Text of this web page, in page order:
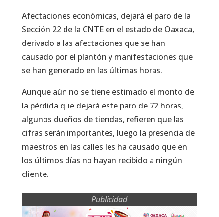
Afectaciones económicas, dejará el paro de la
Sección 22 de la CNTE en el estado de Oaxaca,
derivado a las afectaciones que se han
causado por el plantón y manifestaciones que
se han generado en las últimas horas.
Aunque aún no se tiene estimado el monto de
la pérdida que dejará este paro de 72 horas,
algunos dueños de tiendas, refieren que las
cifras serán importantes, luego la presencia de
maestros en las calles les ha causado que en
los últimos días no hayan recibido a ningún
cliente.
Publicidad